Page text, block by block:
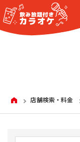
HOME店舗検索・料金